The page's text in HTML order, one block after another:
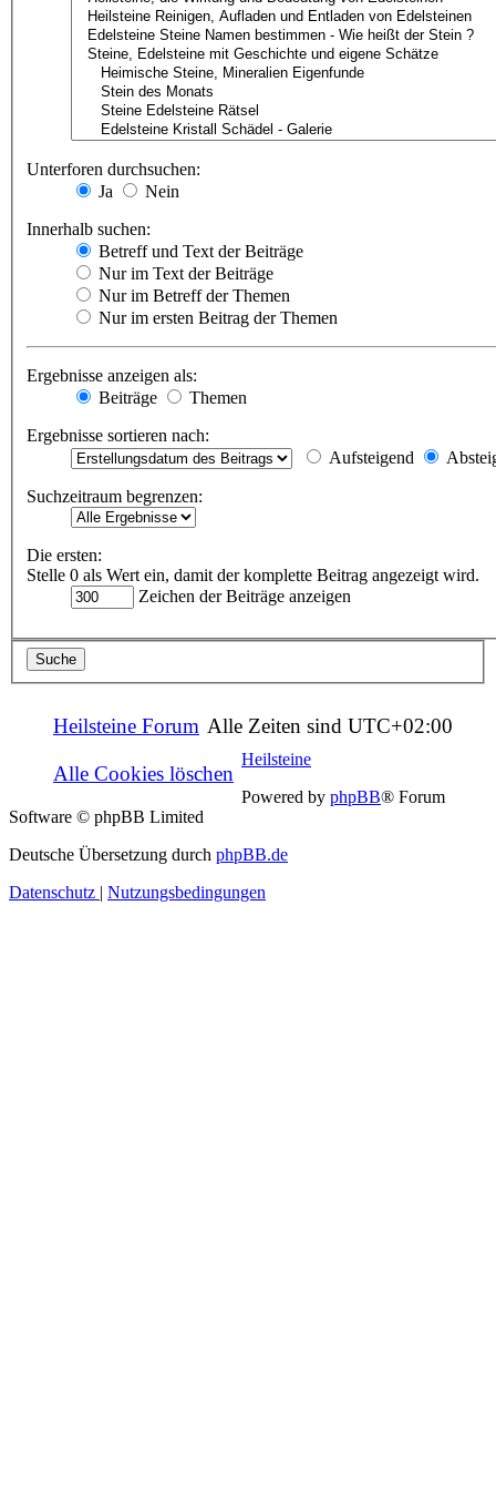
Unterforen durchsuchen:
Ja
Nein
Innerhalb suchen:
Betreff und Text der Beiträge
Nur im Text der Beiträge
Nur im Betreff der Themen
Nur im ersten Beitrag der Themen
Ergebnisse anzeigen als:
Beiträge
Themen
Ergebnisse sortieren nach:
Aufsteigend
Suchzeitraum begrenzen:
Die ersten:
Stelle 0 als Wert ein, damit der komplette Beitrag angezeigt wird.
Zeichen der Beiträge anzeigen
Heilsteine Forum Alle Zeiten sind UTC+02:00
Alle Cookies löschen
Heilsteine
Powered by phpBB® Forum
Software © phpBB Limited
Deutsche Übersetzung durch phpBB.de
Datenschutz | Nutzungsbedingungen